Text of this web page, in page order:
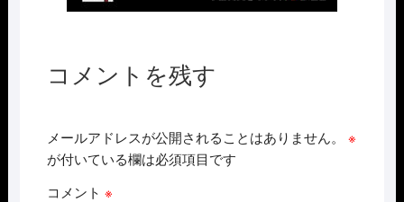
コメントを残す
メールアドレスが公開されることはありません。
※
が付いている欄は必須項目です
コメント ※